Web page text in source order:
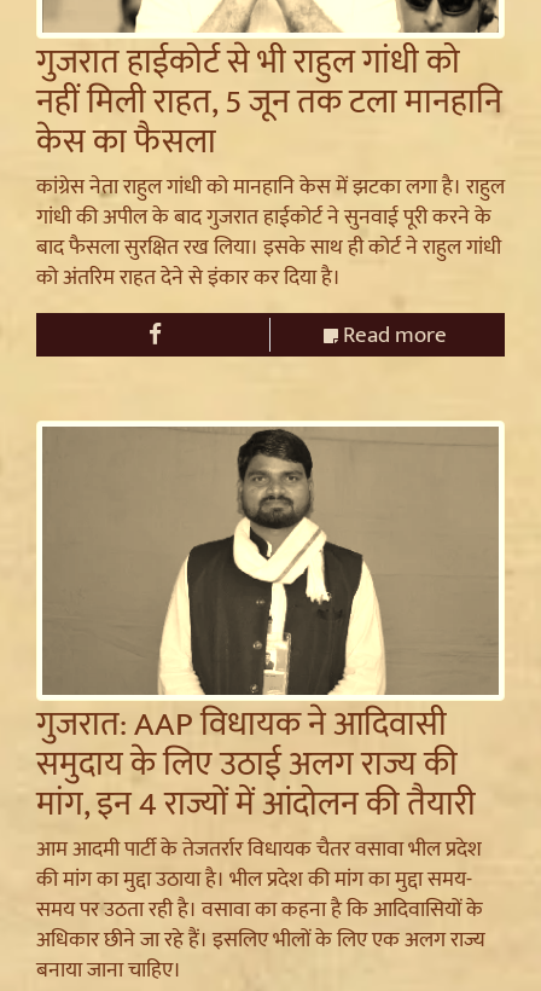
गुजरात हाईकोर्ट से भी राहुल गांधी को
नहीं मिली राहत, 5 जून तक टला मानहानि
केस का फैसला
कांग्रेस नेता राहुल गांधी को मानहानि केस में झटका लगा है। राहुल
गांधी की अपील के बाद गुजरात हाईकोर्ट ने सुनवाई पूरी करने के
बाद फैसला सुरक्षित रख लिया। इसके साथ ही कोर्ट ने राहुल गांधी
को अंतरिम राहत देने से इंकार कर दिया है।
Read more
गुजरात: AAP विधायक ने आदिवासी
समुदाय के लिए उठाई अलग राज्य की
मांग, इन 4 राज्यों में आंदोलन की तैयारी
आम आदमी पार्टी के तेजतर्रार विधायक चैतर वसावा भील प्रदेश
की मांग का मुद्दा उठाया है। भील प्रदेश की मांग का मुद्दा समय-
समय पर उठता रही है। वसावा का कहना है कि आदिवासियों के
अधिकार छीने जा रहे हैं। इसलिए भीलों के लिए एक अलग राज्य
बनाया जाना चाहिए।